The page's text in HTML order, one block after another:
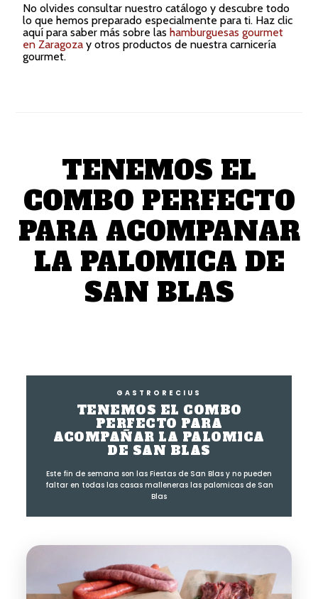
No olvides consultar nuestro catálogo y descubre todo
lo que hemos preparado especialmente para ti. Haz clic
aquí para saber más sobre lashamburguesas gourmet
en Zaragoza y otros productos de nuestra carnicería
gourmet.
TENEMOS EL
COMBO PERFECTO
PARA ACOMPANAR
LA PALOMICA DE
SAN BLAS
GASTRORECIUS
TENEMOS EL COMBO
PERFECTO PARA
ACOMPAÑAR LA PALOMICA
DE SAN BLAS
Este fin de semana son las Fiestas de San Blas y no pueden
faltar en todas las casas malleneras las palomicas de San
Blas